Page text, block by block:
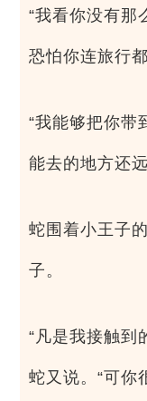
“我看你没有
恐怕你连旅行
“我能够把你带
能去的地方还
蛇围着小王子
子。
“凡是我接触到
蛇又说。“可你